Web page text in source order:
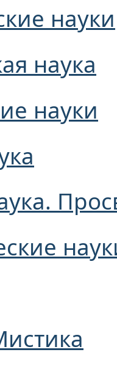
науки
наука
науки